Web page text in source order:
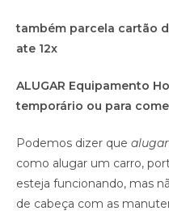
também parcela cartão
ate 12x
ALUGAR Equipamento
temporário ou para
Podemos dizer que
como alugar um carro,
esteja funcionando, mas
de cabeça com as